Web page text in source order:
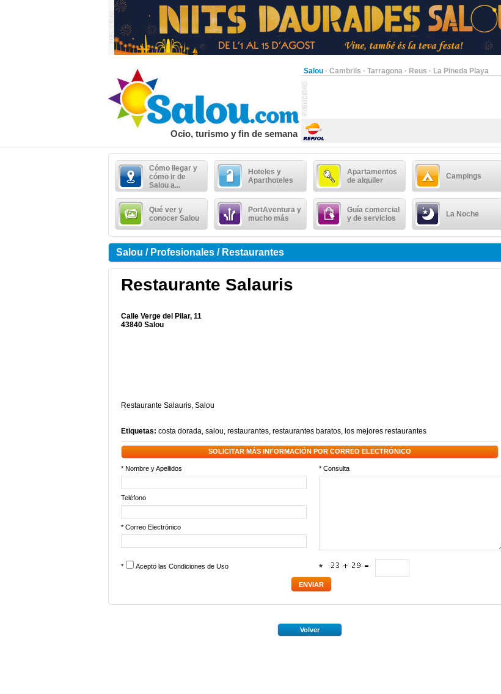
Salou · Cambrils · Tarragona · Reus · La Pineda Playa
Ocio, turismo y fin de semana
Cómo llegar y
cómo ir de
Salou a...
Hoteles y
Aparthoteles
Apartamentos
de alquiler
Campings
Qué ver y
conocer Salou
PortAventura y
mucho más
Guía comercial
y de servicios
La Noche
Salou / Profesionales / Restaurantes
Restaurante Salauris
Calle Verge del Pilar, 11
43840 Salou
Restaurante Salauris, Salou
Etiquetas: costa dorada, salou, restaurantes, restaurantes baratos, los mejores restaurantes
SOLICITAR MÁS INFORMACIÓN POR CORREO ELECTRÓNICO
* Nombre y Apellidos * Consulta
Teléfono
* Correo Electrónico
* Acepto las Condiciones de Uso *
Volver